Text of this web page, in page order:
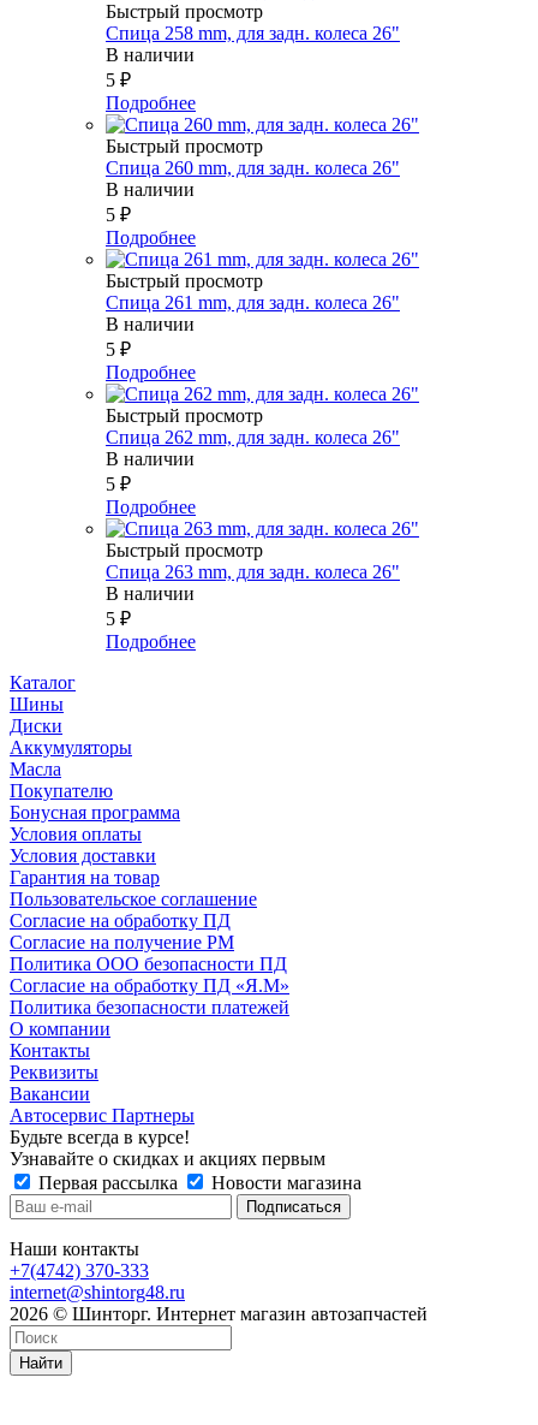
Быстрый просмотр
Спица 258 mm, для задн. колеса 26"
В наличии
5 ₽
Подробнее
Быстрый просмотр
Спица 260 mm, для задн. колеса 26"
В наличии
5 ₽
Подробнее
Быстрый просмотр
Спица 261 mm, для задн. колеса 26"
В наличии
5 ₽
Подробнее
Быстрый просмотр
Спица 262 mm, для задн. колеса 26"
В наличии
5 ₽
Подробнее
Быстрый просмотр
Спица 263 mm, для задн. колеса 26"
В наличии
5 ₽
Подробнее
Каталог
Шины
Диски
Аккумуляторы
Масла
Покупателю
Бонусная программа
Условия оплаты
Условия доставки
Гарантия на товар
Пользовательское соглашение
Согласие на обработку ПД
Согласие на получение РМ
Политика ООО безопасности ПД
Согласие на обработку ПД «Я.М»
Политика безопасности платежей
О компании
Контакты
Реквизиты
Вакансии
Автосервис Партнеры
Будьте всегда в курсе!
Узнавайте о скидках и акциях первым
Первая рассылка
Новости магазина
Наши контакты
+7(4742) 370-333
internet@shintorg48.ru
2026 © Шинторг. Интернет магазин автозапчастей
Найти